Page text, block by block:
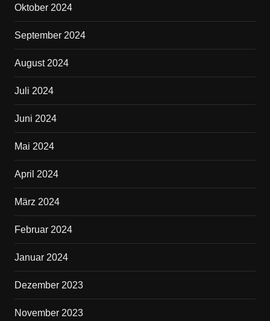
Oktober 2024
September 2024
August 2024
Juli 2024
Juni 2024
Mai 2024
April 2024
März 2024
Februar 2024
Januar 2024
Dezember 2023
November 2023